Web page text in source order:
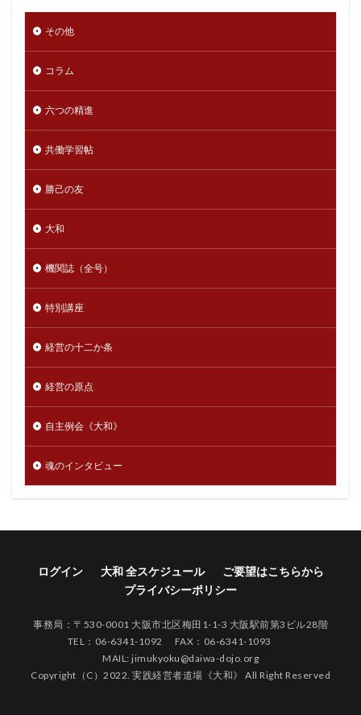
その他
コラム
六つの精進
共働学習帖
勝己の友
大和
機関誌（全号）
特別講座
経営の十二か条
経営の原点
自主例会《大和》
魂のインタビュー
ログイン 大和 全スケジュール
ご要望はこちらから
プライバシーポリシー
事務局：〒530-0001 大阪市北区梅田1-1-3 大阪駅前第3ビル28階
TEL：06-6341-1092 FAX：06-6341-1093
MAIL: jimukyoku@daiwa-dojo.org
Copyright（C）2022. 実践経営者道場《大和》 All Right Reserved